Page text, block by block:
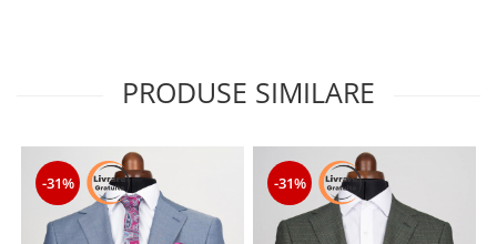
PRODUSE SIMILARE
-31% -31%